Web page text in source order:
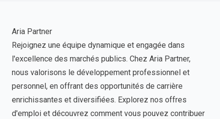
Aria Partner
Rejoignez une équipe dynamique et engagée dans
l'excellence des marchés publics. Chez Aria Partner,
nous valorisons le développement professionnel et
personnel, en offrant des opportunités de carrière
enrichissantes et diversifiées. Explorez nos offres
d'emploi et découvrez comment vous pouvez contribuer